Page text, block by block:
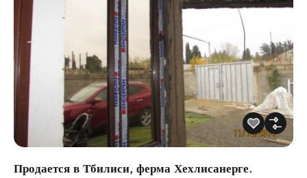
Продается в Тбилиси, ферма Хехлисанерге.